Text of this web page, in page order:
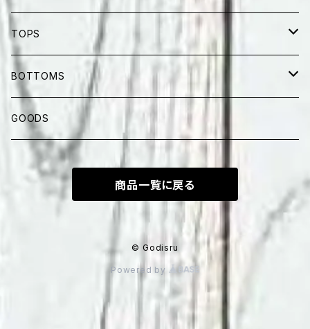
TOPS
半纏
SHORT SLEEVES
LONG SLEEVES
BOTTOMS
LONG PANTS
SHORTS
GOODS
商品一覧に戻る
© Godisru
Powered by